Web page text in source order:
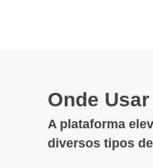
Onde
A plataforma
diversos tipos